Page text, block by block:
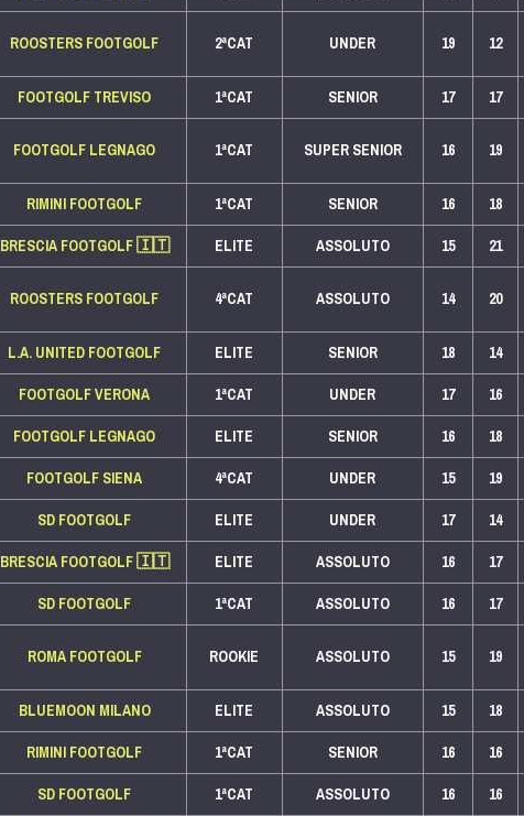
ROOSTERS FOOTGOLF 2ªCAT UNDER 19
12
FOOTGOLF TREVISO 1ªCAT SENIOR 17
17
FOOTGOLF LEGNAGO 1ªCAT SUPER SENIOR 16
19
RIMINI FOOTGOLF 1ªCAT SENIOR 16
18
BRESCIA FOOTGOLF🇮🇹 ELITE ASSOLUTO 15
21
ROOSTERS FOOTGOLF 4ªCAT ASSOLUTO 14
20
L.A. UNITED FOOTGOLF ELITE SENIOR 18
14
FOOTGOLF VERONA 1ªCAT UNDER 17
16
FOOTGOLF LEGNAGO ELITE SENIOR 16
18
FOOTGOLF SIENA 4ªCAT UNDER 15
19
SD FOOTGOLF ELITE UNDER 17
14
BRESCIA FOOTGOLF🇮🇹 ELITE ASSOLUTO 16
17
SD FOOTGOLF 1ªCAT ASSOLUTO 16
17
ROMA FOOTGOLF ROOKIE ASSOLUTO 15
19
BLUEMOON MILANO ELITE ASSOLUTO 15
18
RIMINI FOOTGOLF 1ªCAT SENIOR 16
16
SD FOOTGOLF 1ªCAT ASSOLUTO 16
16